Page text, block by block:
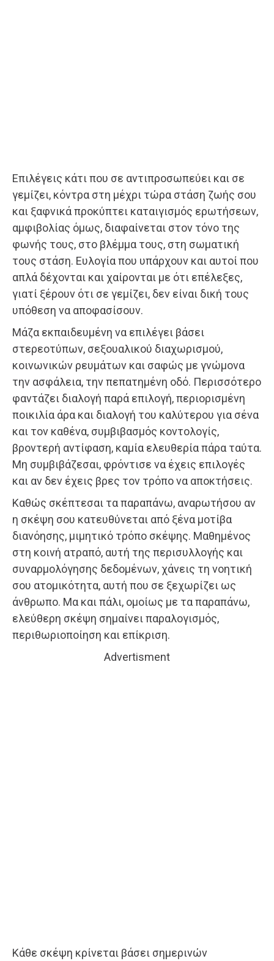
Επιλέγεις κάτι που σε αντιπροσωπεύει και σε
γεμίζει, κόντρα στη μέχρι τώρα στάση ζωής σου
και ξαφνικά προκύπτει καταιγισμός ερωτήσεων,
αμφιβολίας όμως, διαφαίνεται στον τόνο της
φωνής τους, στο βλέμμα τους, στη σωματική
τους στάση. Ευλογία που υπάρχουν και αυτοί που
απλά δέχονται και χαίρονται με ότι επέλεξες,
γιατί ξέρουν ότι σε γεμίζει, δεν είναι δική τους
υπόθεση να αποφασίσουν.
Μάζα εκπαιδευμένη να επιλέγει βάσει
στερεοτύπων, σεξουαλικού διαχωρισμού,
κοινωνικών ρευμάτων και σαφώς με γνώμονα
την ασφάλεια, την πεπατημένη οδό. Περισσότερο
φαντάζει διαλογή παρά επιλογή, περιορισμένη
ποικιλία άρα και διαλογή του καλύτερου για σένα
και τον καθένα, συμβιβασμός κοντολογίς,
βροντερή αντίφαση, καμία ελευθερία πάρα ταύτα.
Μη συμβιβάζεσαι, φρόντισε να έχεις επιλογές
και αν δεν έχεις βρες τον τρόπο να αποκτήσεις.
Καθώς σκέπτεσαι τα παραπάνω, αναρωτήσου αν
η σκέψη σου κατευθύνεται από ξένα μοτίβα
διανόησης, μιμητικό τρόπο σκέψης. Μαθημένος
στη κοινή ατραπό, αυτή της περισυλλογής και
συναρμολόγησης δεδομένων, χάνεις τη νοητική
σου ατομικότητα, αυτή που σε ξεχωρίζει ως
άνθρωπο. Μα και πάλι, ομοίως με τα παραπάνω,
ελεύθερη σκέψη σημαίνει παραλογισμός,
περιθωριοποίηση και επίκριση.
Advertisment
Κάθε σκέψη κρίνεται βάσει σημερινών